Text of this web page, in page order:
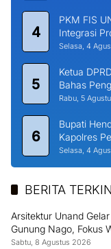
4
PKM FIS
Integrasi
Selasa, 4
5
Ketua
Bahas
Rabu, 5
6
Bupati
Kapolres
Selasa, 4
BERITA
Arsitektur Unand
Gunung Nago, Fokus
Kayu
Sabtu, 8 Agustus 2026